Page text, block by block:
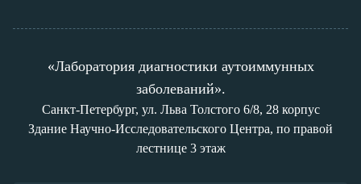
«Лаборатория диагностики аутоиммунных
заболеваний».
Санкт-Петербург, ул. Льва Толстого 6/8, 28 корпус
Здание Научно-Исследовательского Центра, по правой
лестнице 3 этаж